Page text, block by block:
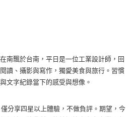
南飄於台南，平日是一位工業設計師，回
讀、攝影與寫作，獨愛美食與旅行。習慣
文字紀錄當下的感受與想像。
分享四星以上體驗，不做負評。期望，今